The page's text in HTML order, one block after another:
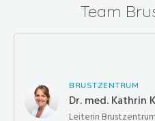
Team
BRUSTZENTRUM
Dr. med. Kathrin
Leiterin Brustzentrum